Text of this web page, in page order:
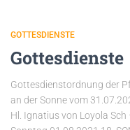
GOTTESDIENSTE
Gottesdienste
Gottesdienstordnung der
an der Sonne vom
Hl. Ignatius von Loyola